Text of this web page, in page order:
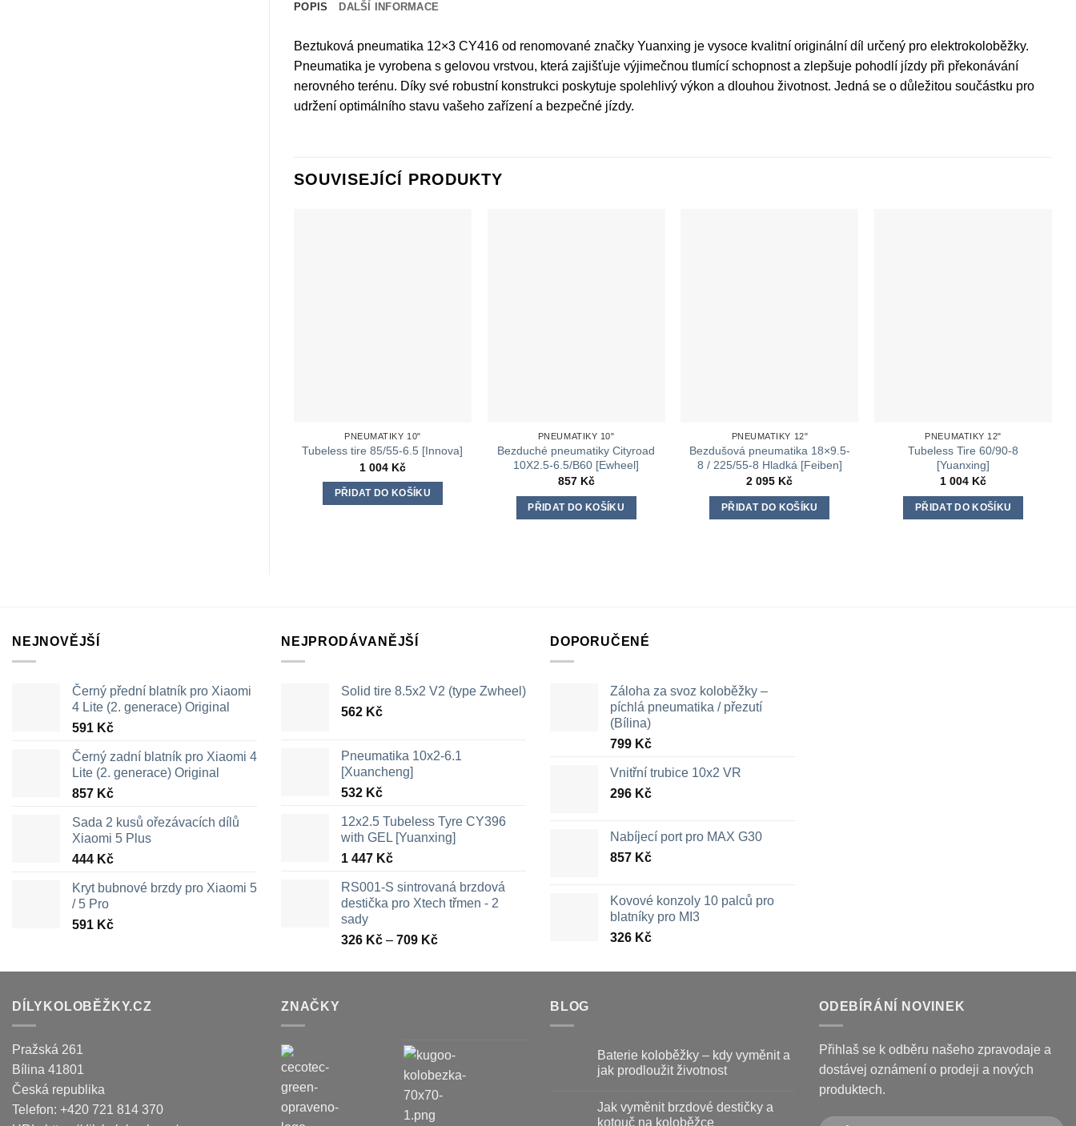
POPIS DALŠÍ INFORMACE
Beztuková pneumatika 12×3 CY416 od renomované značky Yuanxing je vysoce kvalitní originální díl určený pro elektrokoloběžky.
Pneumatika je vyrobena s gelovou vrstvou, která zajišťuje výjimečnou tlumící schopnost a zlepšuje pohodlí jízdy při překonávání
nerovného terénu. Díky své robustní konstrukci poskytuje spolehlivý výkon a dlouhou životnost. Jedná se o důležitou součástku pro
udržení optimálního stavu vašeho zařízení a bezpečné jízdy.
SOUVISEJÍCÍ PRODUKTY
PNEUMATIKY 10"
Tubeless tire 85/55-6.5 [Innova]
1 004 Kč
PŘIDAT DO KOŠÍKU
PNEUMATIKY 10"
Bezduché pneumatiky Cityroad
10X2.5-6.5/B60 [Ewheel]
857 Kč
PŘIDAT DO KOŠÍKU
PNEUMATIKY 12"
Bezdušová pneumatika 18×9.5-
8 / 225/55-8 Hladká [Feiben]
2 095 Kč
PŘIDAT DO KOŠÍKU
PNEUMATIKY 12"
Tubeless Tire 60/90-8
[Yuanxing]
1 004 Kč
PŘIDAT DO KOŠÍKU
NEJNOVĚJŠÍ
Černý přední blatník pro Xiaomi
4 Lite (2. generace) Original
591 Kč
Černý zadní blatník pro Xiaomi 4
Lite (2. generace) Original
857 Kč
Sada 2 kusů ořezávacích dílů
Xiaomi 5 Plus
444 Kč
Kryt bubnové brzdy pro Xiaomi 5
/ 5 Pro
591 Kč
NEJPRODÁVANĚJŠÍ
Solid tire 8.5x2 V2 (type Zwheel)
562 Kč
Pneumatika 10x2-6.1
[Xuancheng]
532 Kč
12x2.5 Tubeless Tyre CY396
with GEL [Yuanxing]
1 447 Kč
RS001-S sintrovaná brzdová
destička pro Xtech třmen - 2
sady
326 Kč – 709 KčRozpětí
326 Kč
DOPORUČENÉ
Záloha za svoz koloběžky –
píchlá pneumatika / přezutí
(Bílina)
799 Kč
Vnitřní trubice 10x2 VR
296 Kč
Nabíjecí port pro MAX G30
857 Kč
Kovové konzoly 10 palců pro
blatníky pro MI3
326 Kč
DÍLYKOLOBĚŽKY.CZ
Pražská 261
Bílina 41801
Česká republika
Telefon: +420 721 814 370
ZNAČKY BLOG
Baterie koloběžky – kdy vyměnit a
jak prodloužit životnost
textu
Jak vyměnit brzdové destičky a
kotouč na koloběžce
ODEBÍRÁNÍ NOVINEK
Přihlaš se k odběru našeho zpravodaje a
dostávej oznámení o prodeji a nových
produktech.